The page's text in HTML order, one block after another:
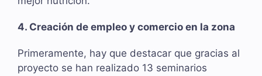
4. Creación de empleo y comercio en la zona
Primeramente, hay que destacar que gracias al
proyecto se han realizado 13 seminarios